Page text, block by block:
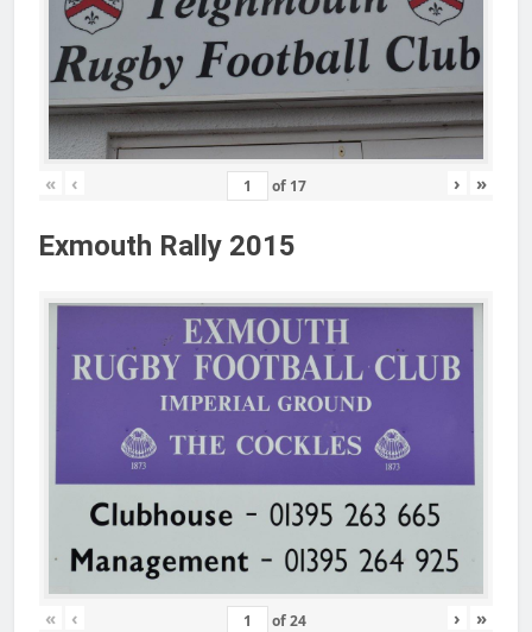
« ‹ of 17 › »
Exmouth Rally 2015
« ‹ of24 › »